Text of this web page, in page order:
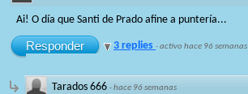
Ai! O día que Santi de Prado afine a puntería...
Responder 3 replies ·activo hace 96 semanas
Tarados 666 ·hace 96 semanas